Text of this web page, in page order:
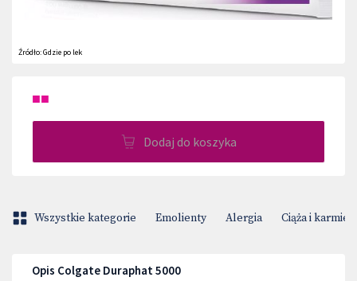
Źródło:Gdzie po lek
■■
Dodaj do koszyka
Wszystkie kategorie Emolienty Alergia Ciąża i
Opis Colgate Duraphat 5000